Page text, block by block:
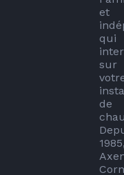
et
qui
sur
de
1985,